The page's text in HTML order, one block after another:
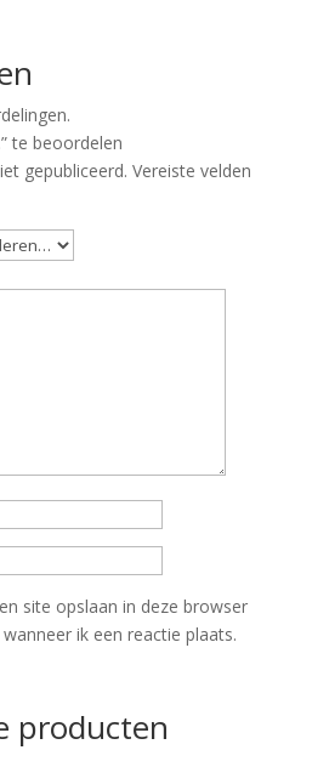
te beoordelen
gepubliceerd. Vereiste velden
site opslaan in deze browser
ik een reactie plaats.
producten